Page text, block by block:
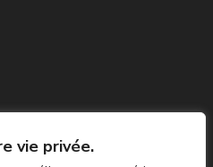
vie privée.